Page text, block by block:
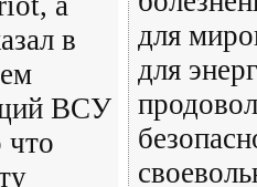
в
ВСУ
что
для
для